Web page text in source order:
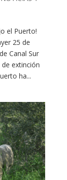
el Puerto!
25 de
Canal Sur
de extinción
ha...